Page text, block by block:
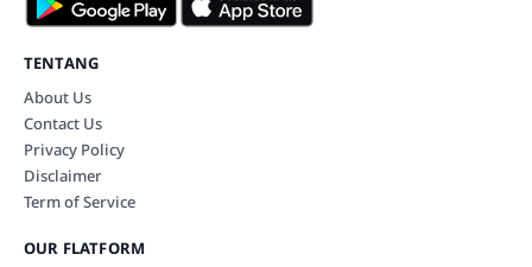
TENTANG
About Us
Contact Us
Privacy Policy
Disclaimer
Term of Service
OUR FLATFORM